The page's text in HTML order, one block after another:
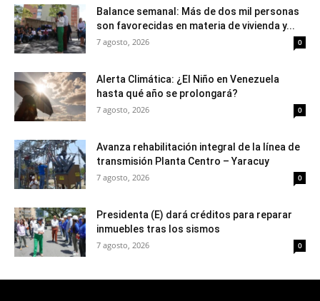
Balance semanal: Más de dos mil personas
son favorecidas en materia de vivienda y...
7 agosto, 2026 0
Alerta Climática: ¿El Niño en Venezuela
hasta qué año se prolongará?
7 agosto, 2026 0
Avanza rehabilitación integral de la línea de
transmisión Planta Centro – Yaracuy
7 agosto, 2026 0
Presidenta (E) dará créditos para reparar
inmuebles tras los sismos
7 agosto, 2026 0